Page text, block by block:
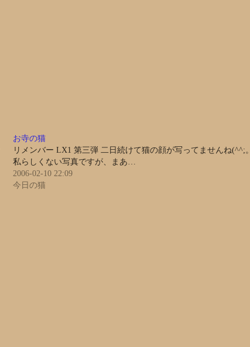
お寺の猫
リメンバー LX1 第三弾 二日続けて猫の顔が写ってませんね(^^;。
私らしくない写真ですが、まあ…
2006-02-10 22:09
今日の猫